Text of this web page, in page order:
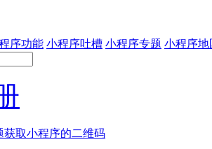
序功能 小程序吐槽 小程序专题 小程序地
获取小程序的二维码